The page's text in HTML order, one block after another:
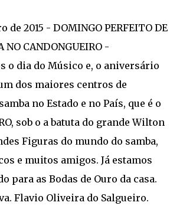
de 2015 - DOMINGO PERFEITO DE
NO CANDONGUEIRO -
o dia do Músico e, o aniversário
dos maiores centros de
no Estado e no País, que é o
sob o a batuta do grande Wilton
Figuras do mundo do samba,
e muitos amigos. Já estamos
para as Bodas de Ouro da casa.
Flavio Oliveira do Salgueiro.